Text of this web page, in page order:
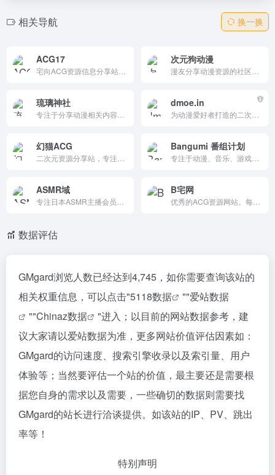
相关导航 换一换
ACG17 次元狗动漫
琉璃神社 dmoe.in
幻猫ACG Bangumi 番组计划
ASMR域 B宅网
数据评估
GMgard浏览人数已经达到4,745，如你需要查询该站的
相关权重信息，可以点击"5118数据 ""爱站数据
""Chinaz数据
"进入；以目前的网站数据参考，建
议大家请以爱站数据为准，更多网站价值评估因素如：
GMgard的访问速度、搜索引擎收录以及索引量、用户
体验等；当然要评估一个站的价值，最主要还是需要根
据您自身的需求以及需要，一些确切的数据则需要找
GMgard的站长进行洽谈提供。如该站的IP、PV、跳出
率等！
特别声明